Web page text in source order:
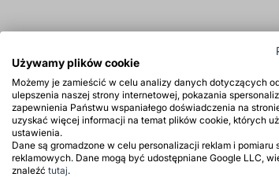
Używamy plików cookie
Możemy je zamieścić w celu analizy danych dotyczących
ulepszenia naszej strony internetowej, pokazania
zapewnienia Państwu wspaniałego doświadczenia na
uzyskać więcej informacji na temat plików cookie, których
ustawienia.
Dane są gromadzone w celu personalizacji reklam i pomiaru
reklamowych. Dane mogą być udostępniane Google LLC,
znaleźć tutaj.